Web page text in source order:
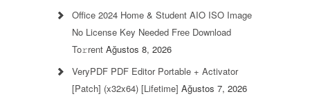
Office 2024 Home & Student AIO ISO Image
No License Key Needed Frее Download
To𝚛rent Ağustos 8, 2026
VeryPDF PDF Editor Portable + Activator
[Patch] (x32x64) [Lifetime] Ağustos 7, 2026